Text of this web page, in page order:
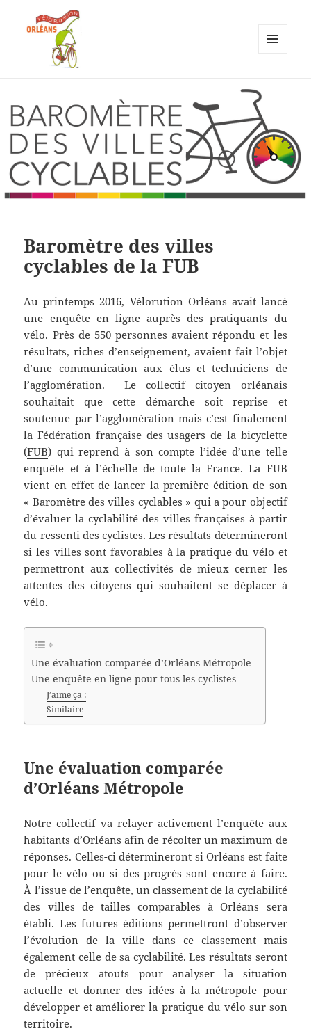
Baromètre des villes
cyclables de la FUB
Au printemps 2016, Vélorution Orléans avait lancé
une enquête en ligne auprès des pratiquants du
vélo. Près de 550 personnes avaient répondu et les
résultats, riches d’enseignement, avaient fait l’objet
d’une communication aux élus et techniciens de
l’agglomération. Le collectif citoyen orléanais
souhaitait que cette démarche soit reprise et
soutenue par l’agglomération mais c’est finalement
la Fédération française des usagers de la bicyclette
(FUB) qui reprend à son compte l’idée d’une telle
enquête et à l’échelle de toute la France. La FUB
vient en effet de lancer la première édition de son
« Baromètre des villes cyclables » qui a pour objectif
d’évaluer la cyclabilité des villes françaises à partir
du ressenti des cyclistes. Les résultats détermineront
si les villes sont favorables à la pratique du vélo et
permettront aux collectivités de mieux cerner les
attentes des citoyens qui souhaitent se déplacer à
vélo.
Une évaluation comparée d’Orléans Métropole
Une enquête en ligne pour tous les cyclistes
J’aime ça :
Similaire
Une évaluation comparée
d’Orléans Métropole
Notre collectif va relayer activement l’enquête aux
habitants d’Orléans afin de récolter un maximum de
réponses. Celles-ci détermineront si Orléans est faite
pour le vélo ou si des progrès sont encore à faire.
À l’issue de l’enquête, un classement de la cyclabilité
des villes de tailles comparables à Orléans sera
établi. Les futures éditions permettront d’observer
l’évolution de la ville dans ce classement mais
également celle de sa cyclabilité. Les résultats seront
de précieux atouts pour analyser la situation
actuelle et donner des idées à la métropole pour
développer et améliorer la pratique du vélo sur son
territoire.